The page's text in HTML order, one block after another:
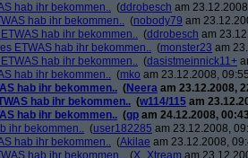
hab ihr bekommen.. (ddrobesch am
hab ihr bekommen.. (nobody79 am
hab ihr bekommen.. (ddrobesch am
ETWAS hab ihr bekommen.. (monster23 am
hab ihr bekommen.. (dasistmeinnick11+
hab ihr bekommen.. (mko am 23.12.2008,
hab ihr bekommen.. (Neera am 23.12.2008,
hab ihr bekommen.. (w114/115 am
hab ihr bekommen.. (gp am 24.12.2008,
ihr bekommen.. (user182285 am 23.12.2008,
hab ihr bekommen.. (Akilae am 23.12.2008,
hab ihr bekommen.. (X_Xtream am